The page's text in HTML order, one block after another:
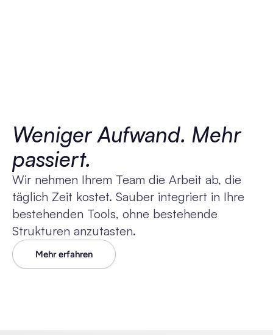
Weniger Aufwand. Mehr
passiert.
Wir nehmen Ihrem Team die Arbeit ab, die
täglich Zeit kostet. Sauber integriert in Ihre
bestehenden Tools, ohne bestehende
Strukturen anzutasten.
Mehr erfahren